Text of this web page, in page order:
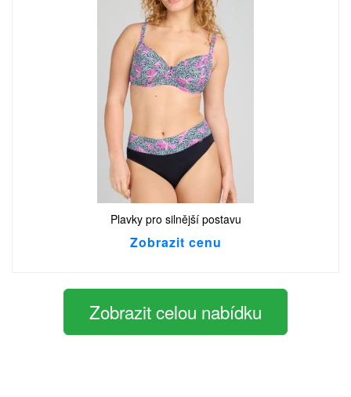
Plavky pro silnější postavu
Zobrazit cenu
Zobrazit celou nabídku